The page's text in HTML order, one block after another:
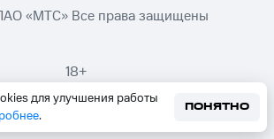
для улучшения работы
.
ПОНЯТНО
«МТС» Все права защищены
18+